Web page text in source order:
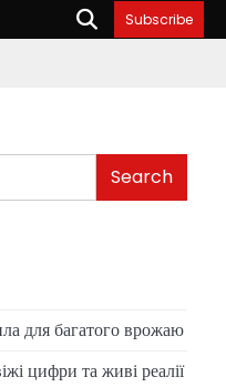
Subscribe
Search
для багатого врожаю
цифри та живі реалії